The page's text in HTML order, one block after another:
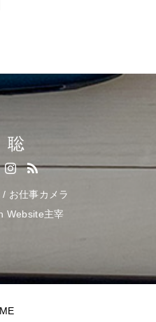
お仕事カメラ
Website主宰